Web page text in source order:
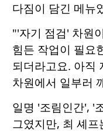
다짐이 담긴 메뉴
"'자기 점검' 차원
힘든 작업이 필요
되더라고요. 아직
차원에서 일부러
일명 '조림인간', '
그였지만, 최 셰